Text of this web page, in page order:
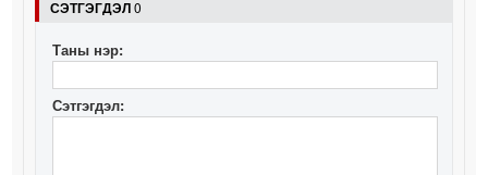
СЭТГЭГДЭЛ0
Таны нэр:
Сэтгэгдэл: